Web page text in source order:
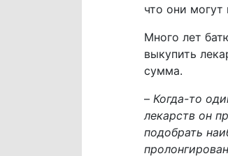
что они могут
Много лет
выкупить
сумма.
–Когда-то
лекарств он
подобрать